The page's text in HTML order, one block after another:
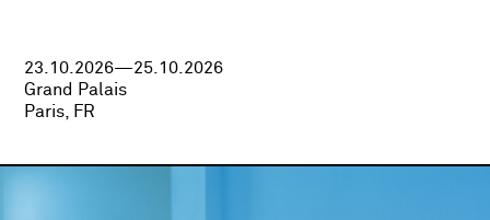
23.10.2026—25.10.2026
Grand Palais
Paris, FR